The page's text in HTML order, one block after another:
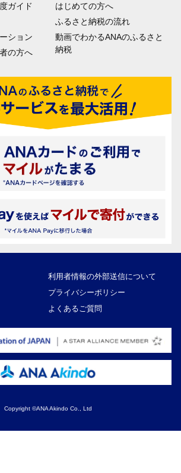
ガイド
ション
の方へ
はじめての方へ
ふるさと納税の流れ
動画でわかるANAのふるさと
納税
利用者情報の外部送信について
プライバシーポリシー
よくあるご質問
Copyright ©ANA Akindo Co., Ltd